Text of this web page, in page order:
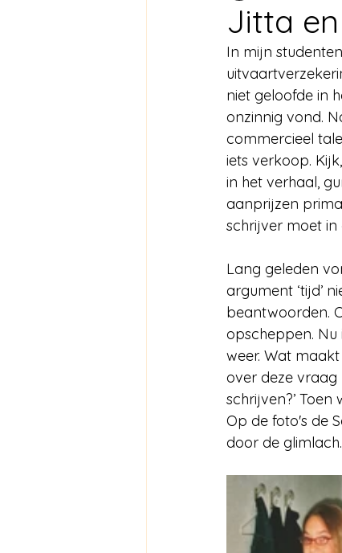
Jitta
In mijn
niet geloofde in
onzinnig vond.
commercieel
iets verkoop.
in het verhaal,
aanprijzen
schrijver moet in
Lang geleden
argument ‘tijd’
beantwoorden.
opscheppen.
weer. Wat
over deze vraag
schrijven?’
Op de foto's de
door de